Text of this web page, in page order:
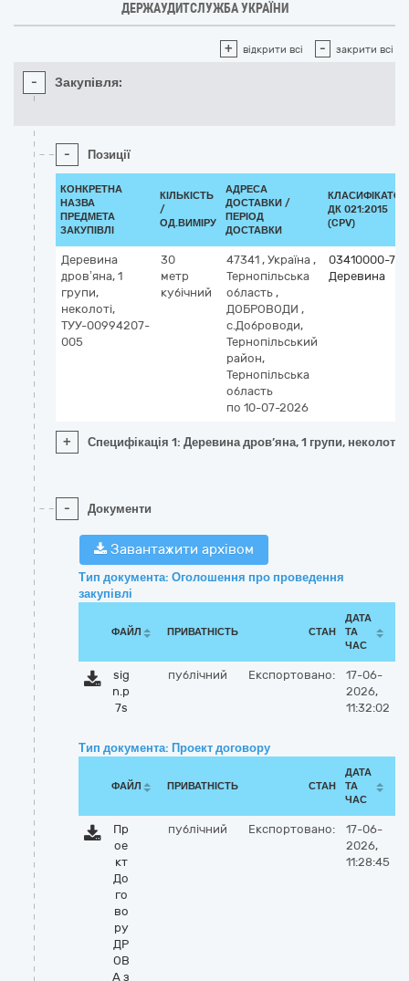
ДЕРЖАУДИТСЛУЖБА УКРАЇНИ
+ відкрити всі - закрити всі
- Закупівля:
- Позиції
КОНКРЕТНА
НАЗВА
ПРЕДМЕТА
ЗАКУПІВЛІ
КІЛЬКІСТЬ
/
ОД.ВИМІРУ
АДРЕСА
ДОСТАВКИ /
ПЕРІОД
ДОСТАВКИ
КЛАСИФІКАТОР
ДК 021:2015
(CPV)
Деревина
дров’яна, 1
групи,
неколоті,
ТУУ-00994207-
005
30
метр
кубічний
47341 , Україна ,
Тернопільська
область ,
ДОБРОВОДИ ,
с.Доброводи,
Тернопільський
район,
Тернопільська
область
по 10-07-2026
03410000-7
Деревина
+ Специфікація 1: Деревина дров’яна, 1 групи,
- Документи
Завантажити архівом
Тип документа: Оголошення про проведення
закупівлі
ФАЙЛ ПРИВАТНІСТЬ СТАН
ДАТА
ТА
ЧАС
sig
n.p
7s
публічний Експортовано:
17-06-
2026,
11:32:02
Тип документа: Проект договору
ФАЙЛ ПРИВАТНІСТЬ СТАН
ДАТА
ТА
ЧАС
Пр
ое
кт
До
го
во
ру
ДР
ОВ
А з
публічний Експортовано:
17-06-
2026,
11:28:45